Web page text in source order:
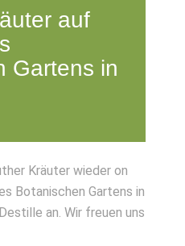
auf
Gartens in
Kräuter wieder on
Botanischen Gartens in
an. Wir freuen uns